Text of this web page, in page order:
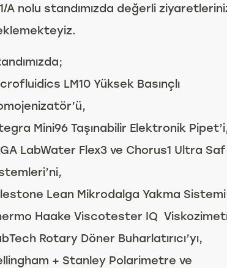
A nolu standımızda değerli
LM10 Yüksek Basınçlı
Mini96 Taşınabilir Elektronik
LabWater Flex3 ve Chorus1 Ultra
Lean Mikrodalga Yakma
Haake Viscotester IQ
Rotary Döner Buharlatırıcı’yı,
+ Stanley Polarimetre ve